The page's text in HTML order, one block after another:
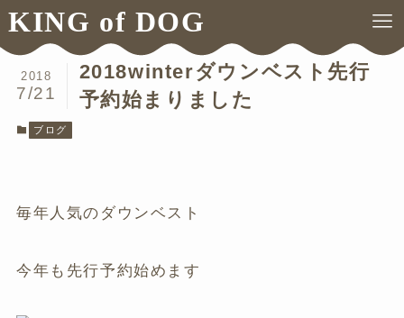
KING of DOG
ホーム ブログ
2018winterダウンベスト先行
予約始まりました
2018
7/21
ブログ
毎年人気のダウンベスト
今年も先行予約始めます